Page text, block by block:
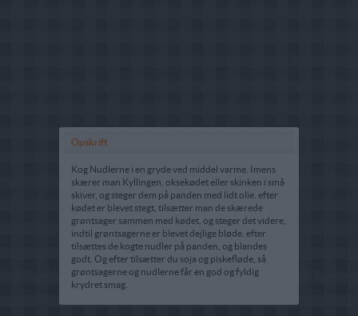
Opskrift
Kog Nudlerne i en gryde ved middel varme. Imens
skærer man Kyllingen, oksekødet eller skinken i små
skiver, og steger dem på panden med lidt olie. efter
kødet er blevet stegt, tilsætter man de skærede
grøntsager sammen med kødet, og steger det videre,
indtil grøntsagerne er blevet dejlige bløde. efter
tilsættes de kogte nudler på panden, og blandes
godt. Og efter tilsætter du soja og piskefløde, så
grøntsagerne og nudlerne får en god og fyldig
krydret smag.